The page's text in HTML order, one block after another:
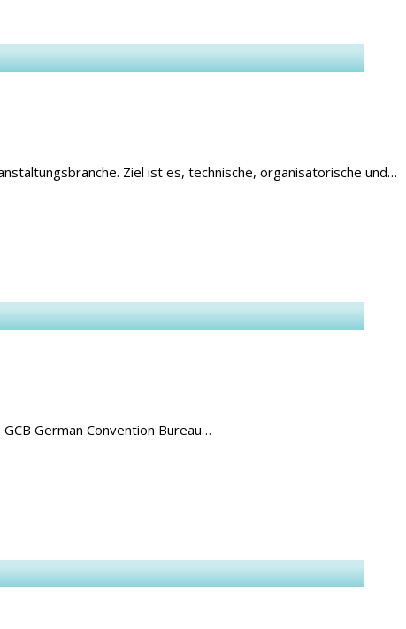
Ziel ist es, technische, organisatorische und…
German Convention Bureau…